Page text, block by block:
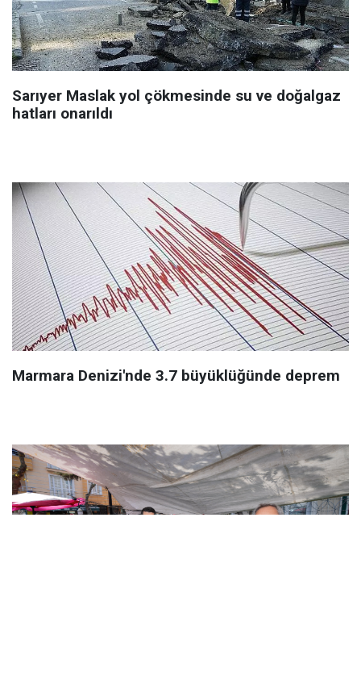
Sarıyer Maslak yol çökmesinde su ve doğalgaz
hatları onarıldı
Marmara Denizi'nde 3.7 büyüklüğünde deprem